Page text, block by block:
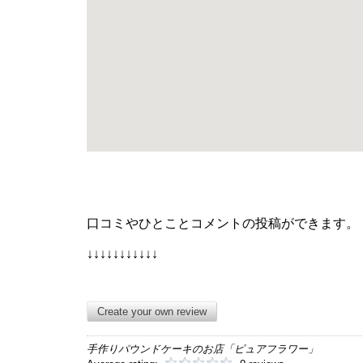
口コミやひとことコメントの投稿ができます。
↓↓↓↓↓↓↓↓↓↓↓
Create your own review
手作りパウンドケーキのお店「ピュアフラワー」